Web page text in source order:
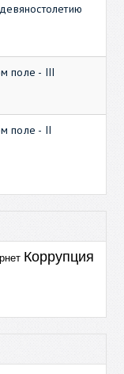
поле - III
поле - II
Коррупция